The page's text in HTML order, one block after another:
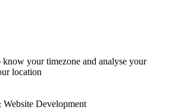
your timezone and analyse your
location
Development